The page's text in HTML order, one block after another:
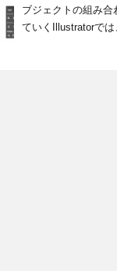
ブジェクトの組み
ていくIllustratorで